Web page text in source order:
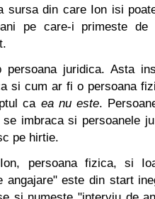
sursa din care Ion isi
pe care-i primeste
persoana juridica. Asta
si cum ar fi o persoana
ca ea nu este.
imbraca si persoanele
pe hirtie.
persoana fizica, si
angajare" este din start